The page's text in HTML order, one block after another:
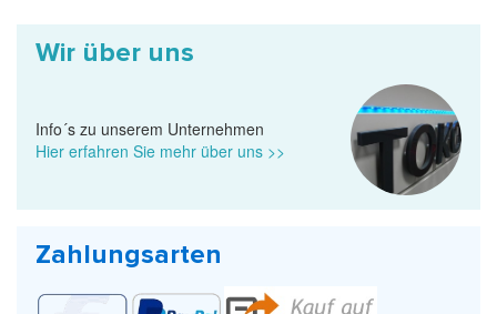
Wir über uns
Info´s zu unserem Unternehmen
Hier erfahren Sie mehr über uns >>
Zahlungsarten